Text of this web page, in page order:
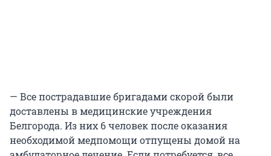
— Все пострадавшие бригадами скорой были
доставлены в медицинские учреждения
Белгорода. Из них 6 человек после оказания
необходимой медпомощи отпущены домой на